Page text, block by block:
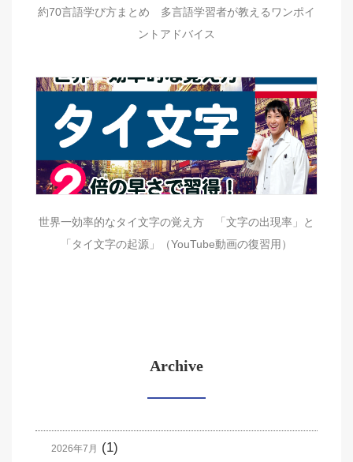
約70言語学び方まとめ 多言語学習者が教えるワンポイ
ントアドバイス
世界一効率的なタイ文字の覚え方 「文字の出現率」と
「タイ文字の起源」（YouTube動画の復習用）
Archive
2026年7月 (1)